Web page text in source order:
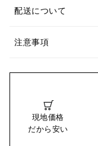
配送について
注意事項
現地価格
だから安い